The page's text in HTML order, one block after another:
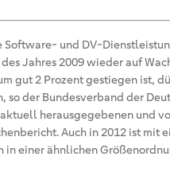
Software- und DV-
Jahres 2009 wieder auf
gut 2 Prozent gestiegen ist,
so der Bundesverband der
aktuell herausgegebenen und
Auch in 2012 ist mit
in einer ähnlichen